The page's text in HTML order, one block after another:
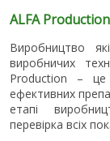
ALFA Production
Виробництво
виробничих
Production – це
ефективних
етапі
перевірка всіх